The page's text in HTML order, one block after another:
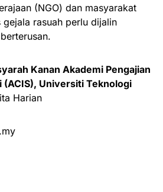
(NGO) dan masyarakat
rasuah perlu dijalin
Kanan Akademi Pengajian
Universiti Teknologi
Harian